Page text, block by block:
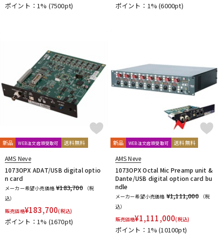
ポイント：1% (7500pt) ポイント：1%(6000pt)
新品 WEB注文店頭受取可 送料無料
AMS Neve
1073OPX ADAT/USB digital optio
n card
メーカー希望小売価格 ¥183,700
（税
込）
販売価格¥183,700(税込)
ポイント：1% (1670pt)
新品 WEB注文店頭受取可 送料無料
AMS Neve
1073OPX Octal Mic Preamp unit &
Dante/USB digital option card bu
ndle
メーカー希望小売価格 ¥1,111,000
（税
込）
販売価格¥1,111,000(税込)
ポイント：1%(10100pt)